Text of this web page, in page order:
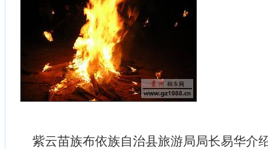
紫云苗族布依族自治县旅游局局长易华介